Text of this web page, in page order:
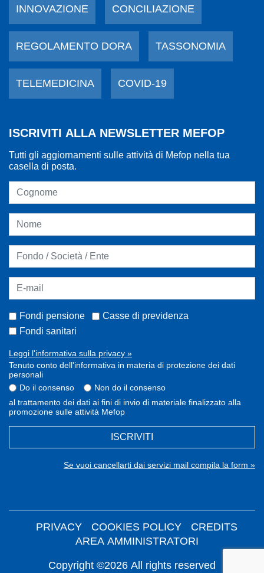
INNOVAZIONE CONCILIAZIONE
REGOLAMENTO DORA TASSONOMIA
TELEMEDICINA COVID-19
ISCRIVITI ALLA NEWSLETTER MEFOP
Tutti gli aggiornamenti sulle attività di Mefop nella tua
casella di posta.
Fondi pensione
Casse di previdenza
Fondi sanitari
Leggi l'informativa sulla privacy »
Tenuto conto dell'informativa in materia di protezione dei dati
personali
Do il consenso
Non do il consenso
al trattamento dei dati ai fini di invio di materiale finalizzato alla
promozione sulle attività Mefop
ISCRIVITI
Se vuoi cancellarti dai servizi mail compila la form »
Copyright ©2026 All rights reserved
PRIVACY COOKIES POLICY
CREDITS
AREA AMMINISTRATORI